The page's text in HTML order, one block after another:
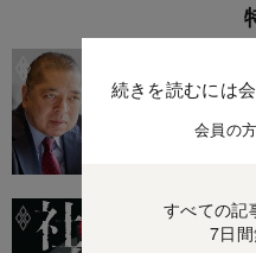
続きを読むには
会員の
すべての記
7日